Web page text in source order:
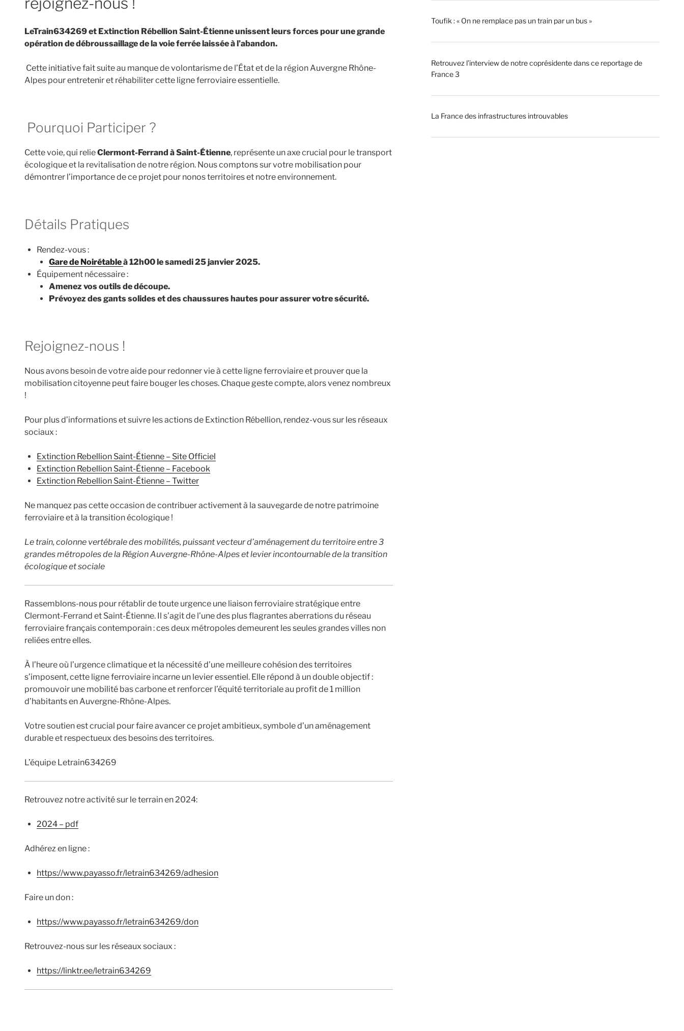
LeTrain634269 et Extinction Rébellion Saint-Étienne unissent leurs forces pour une grande
opération de débroussaillage de la voie ferrée laissée à l’abandon.
Cette initiative fait suite au manque de volontarisme de l’État et de la région Auvergne Rhône-
Alpes pour entretenir et réhabiliter cette ligne ferroviaire essentielle.
Pourquoi Participer ?
Cette voie, qui relieClermont-Ferrand à Saint-Étienne, représente un axe crucial pour le transport
écologique et la revitalisation de notre région. Nous comptons sur votre mobilisation pour
démontrer l’importance de ce projet pour nonos territoires et notre environnement.
Détails Pratiques
Rendez-vous :
Gare de Noirétableà 12h00 le samedi 25 janvier 2025.
Équipement nécessaire :
Amenez vos outils de découpe.
Prévoyez des gants solides et des chaussures hautes pour assurer votre sécurité.
Rejoignez-nous !
Nous avons besoin de votre aide pour redonner vie à cette ligne ferroviaire et prouver que la
mobilisation citoyenne peut faire bouger les choses. Chaque geste compte, alors venez nombreux
!
Pour plus d’informations et suivre les actions de Extinction Rébellion, rendez-vous sur les réseaux
sociaux :
Extinction Rebellion Saint-Étienne – Site Officiel
Extinction Rebellion Saint-Étienne – Facebook
Extinction Rebellion Saint-Étienne – Twitter
Ne manquez pas cette occasion de contribuer activement à la sauvegarde de notre patrimoine
ferroviaire et à la transition écologique !
Le train, colonne vertébrale des mobilités, puissant vecteur d’aménagement du territoire entre 3
grandes métropoles de la Région Auvergne-Rhône-Alpes et levier incontournable de la transition
écologique et sociale
Rassemblons-nous pour rétablir de toute urgence une liaison ferroviaire stratégique entre
Clermont-Ferrand et Saint-Étienne. Il s’agit de l’une des plus flagrantes aberrations du réseau
ferroviaire français contemporain : ces deux métropoles demeurent les seules grandes villes non
reliées entre elles.
À l’heure où l’urgence climatique et la nécessité d’une meilleure cohésion des territoires
s’imposent, cette ligne ferroviaire incarne un levier essentiel. Elle répond à un double objectif :
promouvoir une mobilité bas carbone et renforcer l’équité territoriale au profit de 1 million
d’habitants en Auvergne-Rhône-Alpes.
Votre soutien est crucial pour faire avancer ce projet ambitieux, symbole d’un aménagement
durable et respectueux des besoins des territoires.
L’équipe Letrain634269
Retrouvez notre activité sur le terrain en 2024:
2024 – pdf
Adhérez en ligne :
https://www.payasso.fr/letrain634269/adhesion
Faire un don :
https://www.payasso.fr/letrain634269/don
Retrouvez-nous sur les réseaux sociaux :
https://linktr.ee/letrain634269
Toufik : « On ne remplace pas un train par un bus »
Retrouvez l’interview de notre coprésidente dans ce reportage de
France 3
La France des infrastructures introuvables